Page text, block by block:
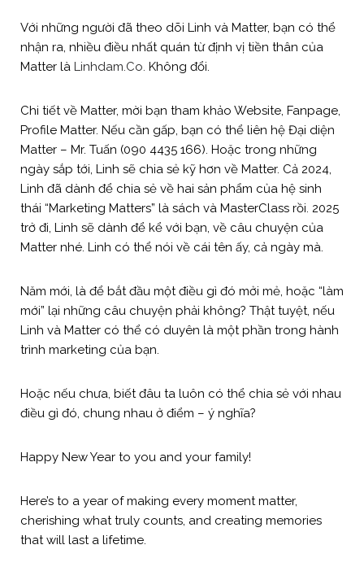
Với những người đã theo dõi Linh và Matter, bạn có thể
nhận ra, nhiều điều nhất quán từ định vị tiền thân của
Matter là Linhdam.Co. Không đổi.
Chi tiết về Matter, mời bạn tham khảo Website, Fanpage,
Profile Matter. Nếu cần gấp, bạn có thể liên hệ Đại diện
Matter – Mr. Tuấn (090 4435 166). Hoặc trong những
ngày sắp tới, Linh sẽ chia sẻ kỹ hơn về Matter. Cả 2024,
Linh đã dành để chia sẻ về hai sản phẩm của hệ sinh
thái “Marketing Matters” là sách và MasterClass rồi. 2025
trở đi, Linh sẽ dành để kể với bạn, về câu chuyện của
Matter nhé. Linh có thể nói về cái tên ấy, cả ngày mà.
Năm mới, là để bắt đầu một điều gì đó mởi mẻ, hoặc “làm
mới” lại những câu chuyện phải không? Thật tuyệt, nếu
Linh và Matter có thể có duyên là một phần trong hành
trình marketing của bạn.
Hoặc nếu chưa, biết đâu ta luôn có thể chia sẻ với nhau
điều gì đó, chung nhau ở điểm – ý nghĩa?
Happy New Year to you and your family!
Here’s to a year of making every moment matter,
cherishing what truly counts, and creating memories
that will last a lifetime.